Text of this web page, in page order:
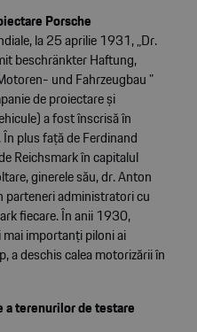
Porsche
la 25 aprilie 1931, „Dr.
beschränkter Haftung,
und Fahrzeugbau "
de proiectare și
a fost înscrisă în
plus față de Ferdinand
Reichsmark în capitalul
ginerele său, dr. Anton
parteneri administratori cu
fiecare. În anii 1930,
importanți piloni ai
a deschis calea motorizării în
a terenurilor de testare